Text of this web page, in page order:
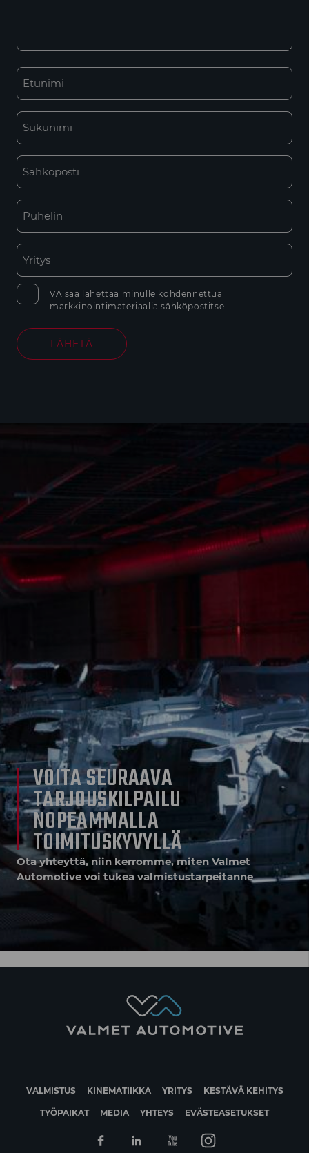
VA saa lähettää minulle kohdennettua
markkinointimateriaalia sähköpostitse.
VOITA SEURAAVA
TARJOUSKILPAILU
NOPEAMMALLA
TOIMITUSKYVYLLÄ
Ota yhteyttä, niin kerromme, miten Valmet
Automotive voi tukea valmistustarpeitanne
VALMISTUS KINEMATIIKKA YRITYS KESTÄVÄ KEHITYS
TYÖPAIKAT MEDIA YHTEYS EVÄSTEASETUKSET
FacebookLinkedinYoutube